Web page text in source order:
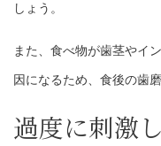
しょう。
また、食べ物が歯茎やイ
因になるため、食後の歯
過度に刺激